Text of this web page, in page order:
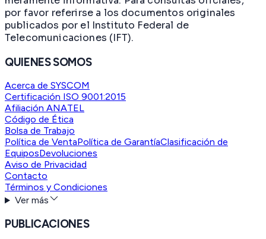
por favor referirse a los documentos originales
publicados por el Instituto Federal de
Telecomunicaciones (IFT).
QUIENES SOMOS
Acerca de SYSCOM
Certificación ISO 9001:2015
Afiliación ANATEL
Código de Ética
Bolsa de Trabajo
Política de VentaPolítica de GarantíaClasificación de
EquiposDevoluciones
Aviso de Privacidad
Contacto
Términos y Condiciones
Ver más
PUBLICACIONES